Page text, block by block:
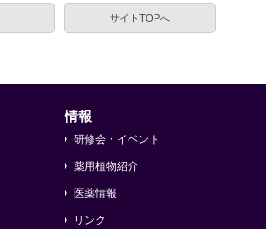
情報
研修会・イベント
薬用植物紹介
医薬情報
リンク
サイトTOPへ